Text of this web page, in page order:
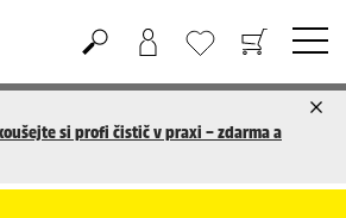
si profi čistič v praxi – zdarma a